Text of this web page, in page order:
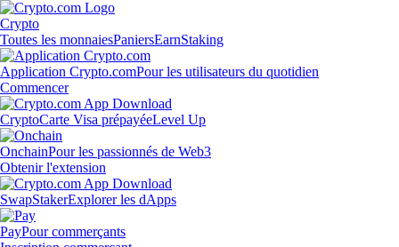
Crypto
Toutes les monnaiesPaniersEarnStaking
Application Crypto.comPour les utilisateurs du quotidien
Commencer
CryptoCarte Visa prépayéeLevel Up
OnchainPour les passionnés de Web3
Obtenir l'extension
SwapStakerExplorer les dApps
PayPour commerçants